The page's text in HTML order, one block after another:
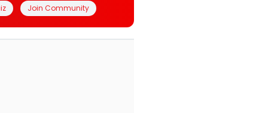
Join Community